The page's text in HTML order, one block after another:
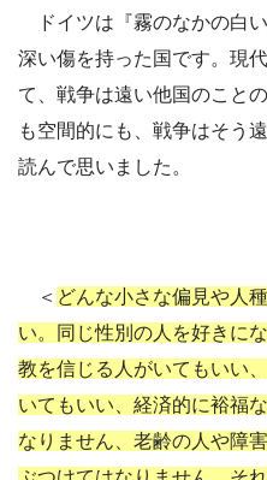
ドイツは『霧のなかの白
深い傷を持った国です。現
て、戦争は遠い他国のこと
も空間的にも、戦争はそう
読んで思いました。
＜ どんな小さな偏見や人
い。同じ性別の人を好きに
教を信じる人がいてもいい
いてもいい、経済的に裕福
なりません、老齢の人や障